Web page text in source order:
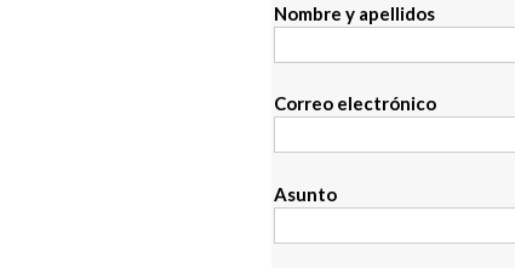
Nombre y apellidos
Correo electrónico
Asunto